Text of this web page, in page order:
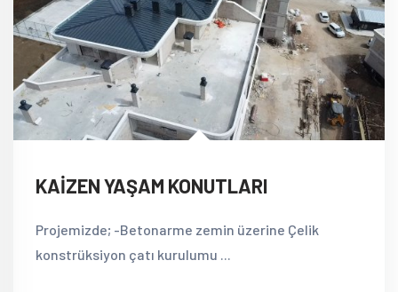
KAİZEN YAŞAM KONUTLARI
Projemizde; -Betonarme zemin üzerine Çelik
konstrüksiyon çatı kurulumu ...